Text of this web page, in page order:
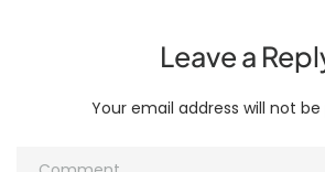
Leave a
Your email address will not be